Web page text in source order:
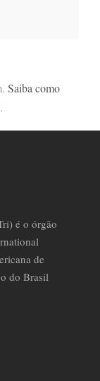
Saiba como
.
é o órgão
de
do Brasil